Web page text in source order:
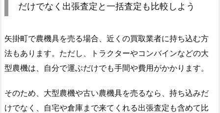
だけでなく出張査定と一括査定も比較しよう
矢掛町で農機具を売る場合、近くの買取業者に持ち込む方
法もあります。ただし、トラクターやコンバインなどの大
型農機は、自分で運ぶだけでも手間や費用がかかります。
そのため、大型農機や古い農機具を売るなら、持ち込みだ
けでなく、自宅や倉庫まで来てくれる出張査定も含めて比